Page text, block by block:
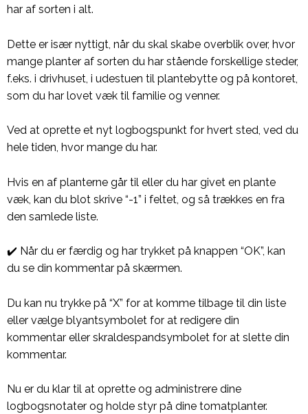
har af sorten i alt.
Dette er især nyttigt, når du skal skabe overblik over, hvor
mange planter af sorten du har stående forskellige steder,
f.eks. i drivhuset, i udestuen til plantebytte og på kontoret,
som du har lovet væk til familie og venner.
Ved at oprette et nyt logbogspunkt for hvert sted, ved du
hele tiden, hvor mange du har.
Hvis en af planterne går til eller du har givet en plante
væk, kan du blot skrive “-1” i feltet, og så trækkes en fra
den samlede liste.
✔️ Når du er færdig og har trykket på knappen “OK”, kan
du se din kommentar på skærmen.
Du kan nu trykke på “X” for at komme tilbage til din liste
eller vælge blyantsymbolet for at redigere din
kommentar eller skraldespandsymbolet for at slette din
kommentar.
Nu er du klar til at oprette og administrere dine
logbogsnotater og holde styr på dine tomatplanter.